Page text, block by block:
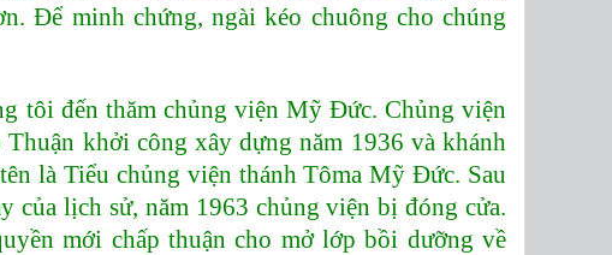
Để minh chứng, ngài kéo chuông cho chúng
tôi đến thăm chủng viện Mỹ Đức. Chủng viện
khởi công xây dựng năm 1936 và khánh
là Tiểu chủng viện thánh Tôma Mỹ Đức. Sau
của lịch sử, năm 1963 chủng viện bị đóng cửa.
mới chấp thuận cho mở lớp bồi dưỡng về